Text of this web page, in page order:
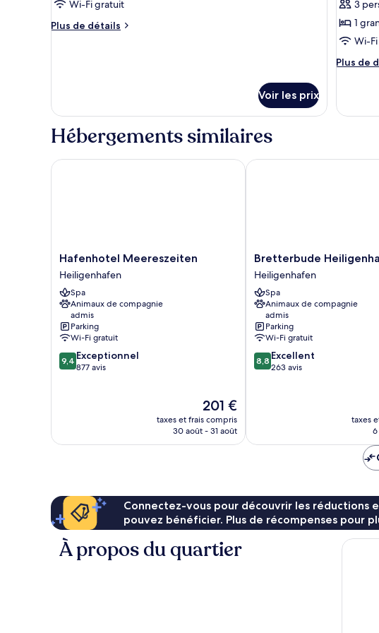
de
chambre :
Wi-Fi gratuit
Plus de détails
Plus
chambre
Chambre
Double
Voir les prix
de
Loft
3
1
Wi-
Plus de
Plus
le
Loft
Hébergements similaires
Hafenhotel
Meereszeiten
Heiligenhafen
Hafenhotel Meereszeiten
Heiligenhafen
Spa
Animaux de compagnie
admis
Parking
Wi-Fi gratuit
9.4
sur
9,4 Exceptionnel
877 avis
Le
nouveau
prix
201 €
taxes et frais compris
30 août - 31 août
Hafenhotel Meereszeiten
Bretterbude
Heiligenhafen
Heiligenhafen
Bretterbude
Heiligenhafen
Spa
Animaux de compagnie
admis
Parking
Wi-Fi gratuit
8.8
sur
8,8 Excellent
263 avis
taxes
Bretterbude Heiligenhafen
Connectez-vous pour découvrir les réductions
pouvez bénéficier. Plus de récompenses pour
À propos du quartier